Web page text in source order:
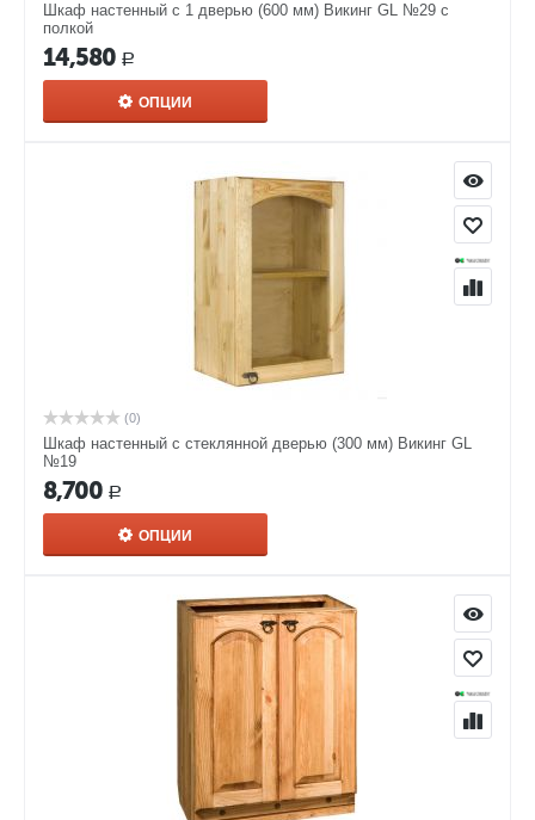
Шкаф настенный с 1 дверью (600 мм) Викинг GL №29 с
полкой
14,580 Р
ОПЦИИ
(0)
Шкаф настенный с стеклянной дверью (300 мм) Викинг GL
№19
8,700 Р
ОПЦИИ